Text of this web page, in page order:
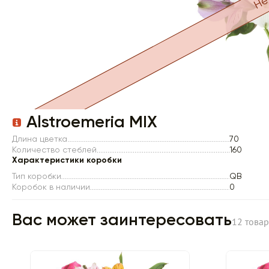
Item 1 of 1
Alstroemeria MIX
Длина цветка
70
Количество стеблей
160
Характеристики коробки
Тип коробки
QB
Коробок в наличии
0
Вас может заинтересовать12